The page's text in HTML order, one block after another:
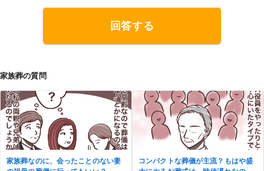
つ進むことを信念に、挑戦を続けています。 <a href=
"https://okuriokurare.blog/" target="_blank">https://o
kuriokurare.blog/</a>
回答する
家族葬の質問
家族葬なのに、会ったことのない妻
コンパクトな葬儀が主流？もはや盛